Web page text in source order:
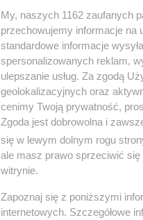
My, naszych 1162 zaufanych
przechowujemy informacje na
standardowe informacje
spersonalizowanych reklam,
ulepszanie usług. Za zgodą
geolokalizacyjnych oraz
cenimy Twoją prywatność,
Zgoda jest dobrowolna i
się w lewym dolnym rogu
ale masz prawo sprzeciwić się
witrynie.
Zapoznaj się z poniższymi
internetowych. Szczegółowe